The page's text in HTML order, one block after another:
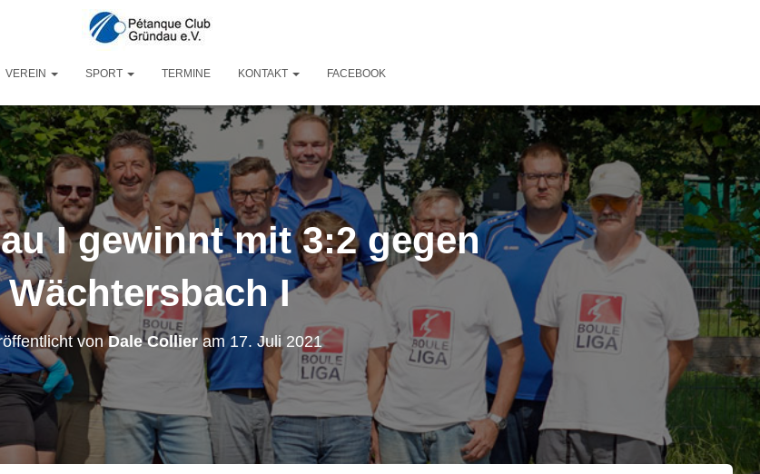
VEREIN SPORT TERMINE KONTAKT FACEBOOK
I gewinnt mit 3:2 gegen
Wächtersbach I
vonDale Collieram 17. Juli 2021